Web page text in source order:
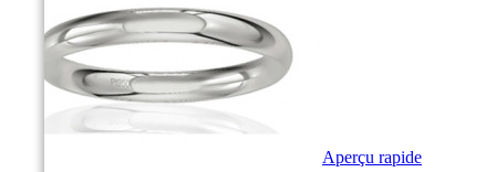
Aperçu rapide